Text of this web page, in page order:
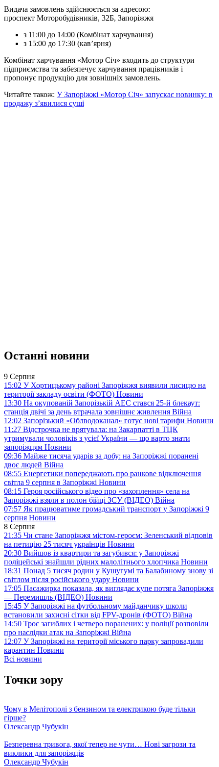
Видача замовлень здійснюється за адресою:
проспект Моторобудівників, 32Б, Запоріжжя
з 11:00 до 14:00 (Комбінат харчування)
з 15:00 до 17:30 (кав’ярня)
Комбінат харчування «Мотор Січ» входить до структури
підприємства та забезпечує харчування працівників і
пропонує продукцію для зовнішніх замовлень.
Читайте також: У Запоріжжі «Мотор Січ» запускає новинку: в
продажу з’явилися суші
Останні новини
9 Серпня
15:02 У Хортицькому районі Запоріжжя виявили лисицю на
території закладу освіти (ФОТО) Новини
13:30 На окупованій Запорізькій АЕС стався 25-й блекаут:
станція двічі за день втрачала зовнішнє живлення Війна
12:02 Запорізький «Облводоканал» готує нові тарифи Новини
11:27 Відстрочка не врятувала: на Закарпатті в ТЦК
утримували чоловіків з усієї України — що варто знати
запоріжцям Новини
09:36 Майже тисяча ударів за добу: на Запоріжжі поранені
двоє людей Війна
08:55 Енергетики попереджають про ранкове відключення
світла 9 серпня в Запоріжжі Новини
08:15 Героя російського відео про «захоплення» села на
Запоріжжі взяли в полон бійці ЗСУ (ВІДЕО) Війна
07:57 Як працюватиме громадський транспорт у Запоріжжі 9
серпня Новини
8 Серпня
21:35 Чи стане Запоріжжя містом-героєм: Зеленський відповів
на петицію 25 тисяч українців Новини
20:30 Вийшов із квартири та загубився: у Запоріжжі
поліцейські знайшли рідних малолітнього хлопчика Новини
18:31 Понад 5 тисяч родин у Кушугумі та Балабиному знову зі
світлом після російського удару Новини
17:05 Пасажирка показала, як виглядає купе потяга Запоріжжя
— Перемишль (ВІДЕО) Новини
15:45 У Запоріжжі на футбольному майданчику школи
встановили захисні сітки від FPV-дронів (ФОТО) Війна
14:50 Троє загиблих і четверо поранених: у поліції розповіли
про наслідки атак на Запоріжжі Війна
12:07 У Запоріжжі на території міського парку запровадили
карантин Новини
Всі новини
Точки зору
Чому в Мелітополі з бензином та електрикою буде тільки
гірше?
Олександр Чубукін
Безперевна тривога, якої тепер не чути… Нові загрози та
виклики для запоріжців
Олександр Чубукін